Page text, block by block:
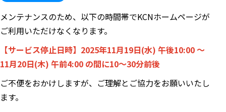
メンテナンスのため、以下の時間帯でKCNホームページが
ご利用いただけなくなります。
【サービス停止日時】2025年11月19日(水) 午後10:00 ～
11月20日(木) 午前4:00 の間に10～30分前後
ご不便をおかけしますが、ご理解とご協力をお願いいたし
ます。